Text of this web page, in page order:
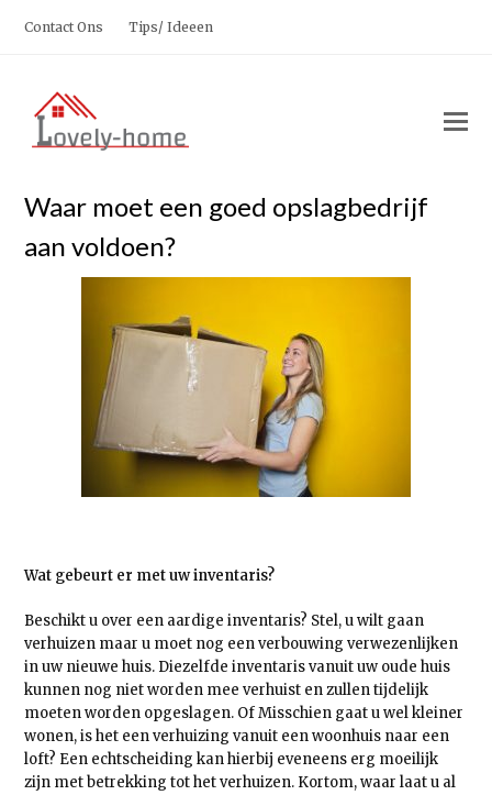
Contact Ons Tips/ Ideeen
Waar moet een goed opslagbedrijf
aan voldoen?
Wat gebeurt er met uw inventaris?
Beschikt u over een aardige inventaris? Stel, u wilt gaan
verhuizen maar u moet nog een verbouwing verwezenlijken
in uw nieuwe huis. Diezelfde inventaris vanuit uw oude huis
kunnen nog niet worden mee verhuist en zullen tijdelijk
moeten worden opgeslagen. Of Misschien gaat u wel kleiner
wonen, is het een verhuizing vanuit een woonhuis naar een
loft? Een echtscheiding kan hierbij eveneens erg moeilijk
zijn met betrekking tot het verhuizen. Kortom, waar laat u al